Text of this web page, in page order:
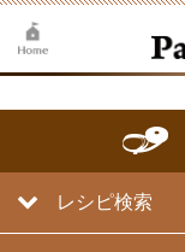
レシピ検索